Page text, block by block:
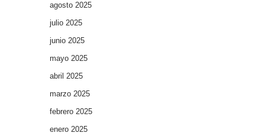
agosto 2025
julio 2025
junio 2025
mayo 2025
abril 2025
marzo 2025
febrero 2025
enero 2025